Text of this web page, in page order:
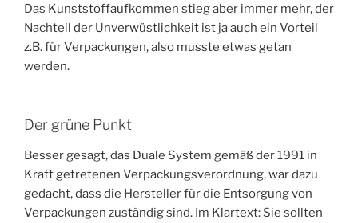
Das Kunststoffaufkommen stieg aber immer mehr, der
Nachteil der Unverwüstlichkeit ist ja auch ein Vorteil
z.B. für Verpackungen, also musste etwas getan
werden.
Der grüne Punkt
Besser gesagt, das Duale System gemäß der 1991 in
Kraft getretenen Verpackungsverordnung, war dazu
gedacht, dass die Hersteller für die Entsorgung von
Verpackungen zuständig sind. Im Klartext: Sie sollten